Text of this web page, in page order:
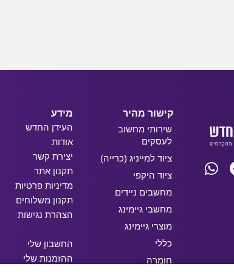
קישור מהיר
שירותי מחשוב
לעסקים
ציוד למייניג (כרייה)
ציוד היקפי
מחשבים ניידים
מחשבי גיימינג
מוצרי גיימינג
כללי
חומרה
מידע
העידן החדש
אודות
יצירת קשר
תקנון אתר
מדיניות פרטיות
תקנון משלוחים
הצהרת נגישות
החשבון שלי
ההזמנות שלי